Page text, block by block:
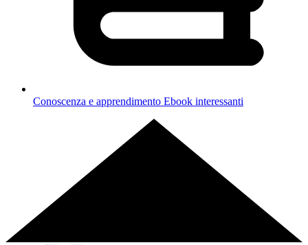
Conoscenza e apprendimento Ebook interessanti